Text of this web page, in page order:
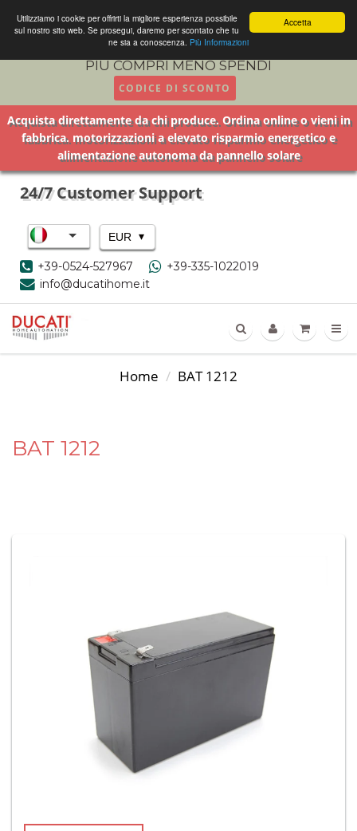
Accetta
Utilizziamo i cookie per offrirti la migliore esperienza possibile
sul nostro sito web. Se prosegui, daremo per scontato che tu
ne sia a conoscenza. Più Informazioni
PIU COMPRI MENO SPENDI
CODICE DI SCONTO
Acquista direttamente da chi produce. Ordina online o vieni in
fabbrica. motorizzazioni a elevato risparmio energetico e
alimentazione autonoma da pannello solare
24/7 Customer Support
EUR ▾
+39-0524-527967
+39-335-1022019
info@ducatihome.it
Home BAT 1212
BAT 1212